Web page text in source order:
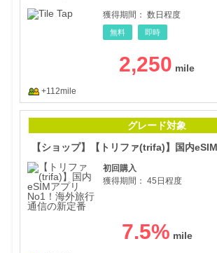
獲得期間： 数日程度
無料 即時
2,250
+112mile
グレード対象
初回購入
獲得期間： 45日程度
7.5%